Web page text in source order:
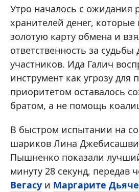
Утро началось с ожидания
хранителей денег, которые
золотую карту обмена и
ответственность за судьбы
участников. Ида Галич
инструмент как угрозу для
приоритетом оставалось
братом, а не помощь
В быстром испытании на
шариков Лина
Пышненко показали лучший
минуту 28 секунд, передав
Вегасу и Маргарите